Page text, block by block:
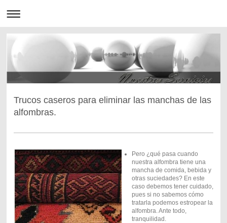
Trucos caseros para eliminar las manchas de las
alfombras.
Pero ¿qué pasa cuando
nuestra alfombra tiene una
mancha de comida, bebida y
otras suciedades? En este
caso debemos tener cuidado,
pues si no sabemos cómo
tratarla podemos estropear la
alfombra. Ante todo,
tranquilidad.